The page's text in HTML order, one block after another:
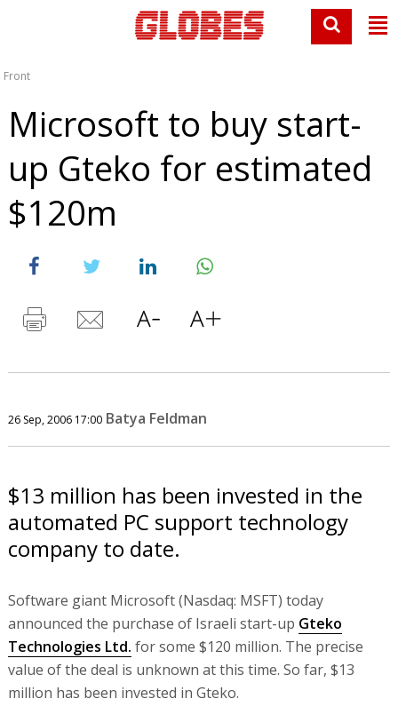
Front
Microsoft to buy start-
up Gteko for estimated
$120m
26 Sep, 2006 17:00 Batya Feldman
$13 million has been invested in the
automated PC support technology
company to date.
Software giant Microsoft (Nasdaq: MSFT) today
announced the purchase of Israeli start-up Gteko
Technologies Ltd. for some $120 million. The precise
value of the deal is unknown at this time. So far, $13
million has been invested in Gteko.